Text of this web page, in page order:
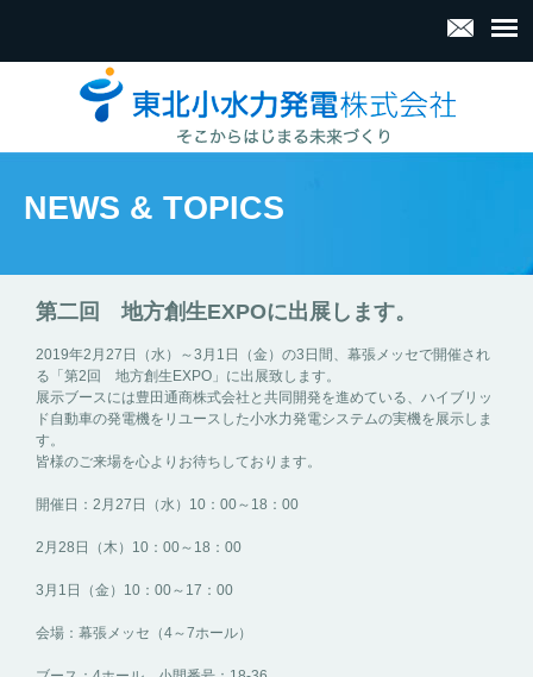
NEWS & TOPICS
第二回 地方創生EXPOに出展します。
2019年2月27日（水）～3月1日（金）の3日間、幕張メッセで開催され
る「第2回 地方創生EXPO」に出展致します。
展示ブースには豊田通商株式会社と共同開発を進めている、ハイブリッ
ド自動車の発電機をリユースした小水力発電システムの実機を展示しま
す。
皆様のご来場を心よりお待ちしております。
開催日：2月27日（水）10：00～18：00
2月28日（木）10：00～18：00
3月1日（金）10：00～17：00
会場：幕張メッセ（4～7ホール）